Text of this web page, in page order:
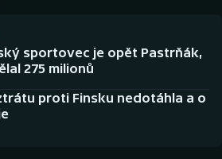
sportovec je opět Pastrňák,
275 milionů
proti Finsku nedotáhla a o